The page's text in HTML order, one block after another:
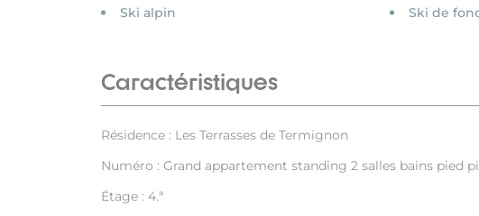
Ski alpin
Ski de
Caractéristiques
Résidence : Les Terrasses de Termignon
Numéro : Grand appartement standing 2 salles bains pied
Étage : 4.ª